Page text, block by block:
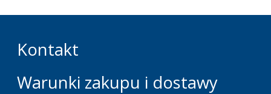
Kontakt
Warunki zakupu i dostawy